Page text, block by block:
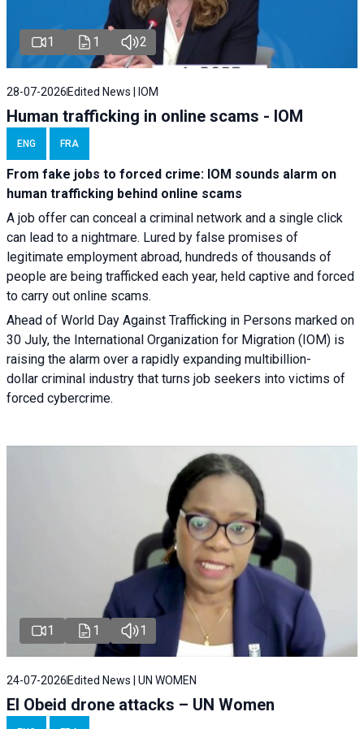
1 1 2
28-07-2026 Edited News | IOM
Human trafficking in online scams - IOM
ENG FRA
From fake jobs to forced crime: IOM sounds alarm on
human trafficking behind online scams
A job offer can conceal a criminal network and a single click
can lead to a nightmare. Lured by false promises of
legitimate employment abroad, hundreds of thousands of
people are being trafficked each year, held captive and forced
to carry out online scams.
Ahead of World Day Against Trafficking in Persons marked on
30 July, the International Organization for Migration (IOM) is
raising the alarm over a rapidly expanding multibillion-
dollar criminal industry that turns job seekers into victims of
forced cybercrime.
1 1 1
24-07-2026Edited News | UN WOMEN
El Obeid drone attacks – UN Women